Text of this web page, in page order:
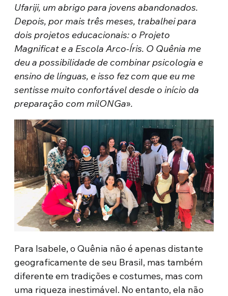
Ufariji, um abrigo para jovens abandonados.
Depois, por mais três meses, trabalhei para
dois projetos educacionais: o Projeto
Magnificat e a Escola Arco-Íris. O Quênia me
deu a possibilidade de combinar psicologia e
ensino de línguas, e isso fez com que eu me
sentisse muito confortável desde o início da
preparação com milONGa».
Para Isabele, o Quênia não é apenas distante
geograficamente de seu Brasil, mas também
diferente em tradições e costumes, mas com
uma riqueza inestimável. No entanto, ela não